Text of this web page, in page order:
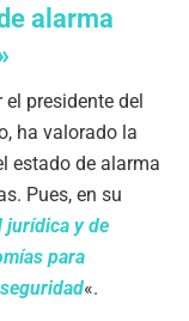
alarma
presidente del
ha valorado la
estado de alarma
Pues, en su
jurídica y de
para
«.